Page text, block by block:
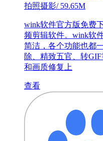
拍照摄影/59.65M
wink软件官方版免费
频剪辑软件。wink软
简洁，各个功能也都
除、精致五官、转
和画质修复上
查看